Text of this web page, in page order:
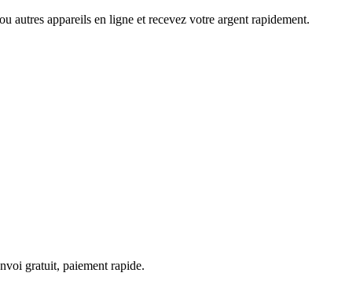
autres appareils en ligne et recevez votre argent rapidement.
gratuit, paiement rapide.